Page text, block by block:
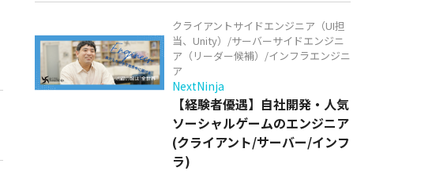
クライアントサイドエンジニア（UI担
当、Unity）/サーバーサイドエンジニ
ア（リーダー候補）/インフラエンジニ
ア
NextNinja
【経験者優遇】自社開発・人気
ソーシャルゲームのエンジニア
(クライアント/サーバー/インフ
ラ)